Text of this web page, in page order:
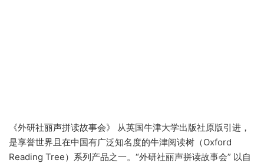
《外研社丽声拼读故事会》 从英国牛津大学出版社原版引进，
是享誉世界且在中国有广泛知名度的牛津阅读树（Oxford
Reading Tree）系列产品之一。“外研社丽声拼读故事会” 以自